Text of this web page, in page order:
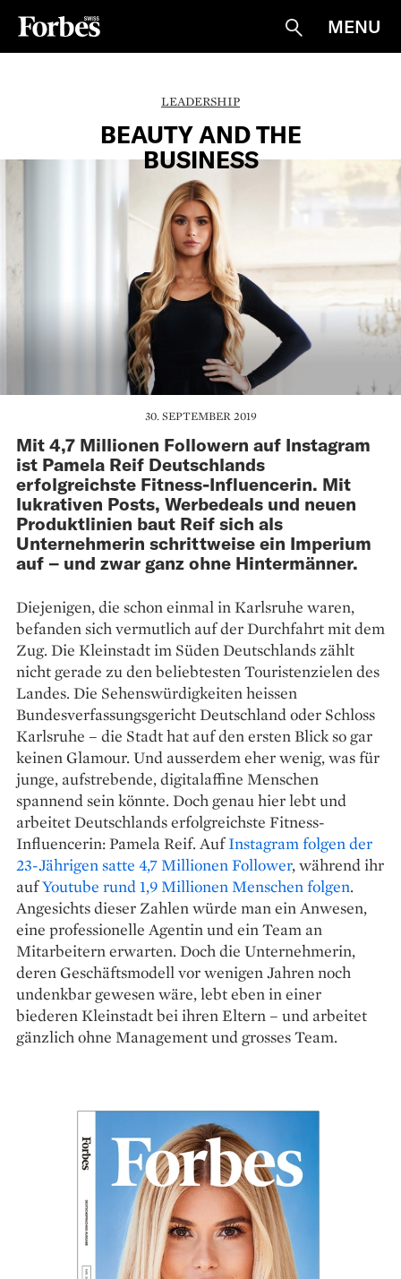
Suche
MENU
LEADERSHIP
BEAUTY AND THE
BUSINESS
30. SEPTEMBER 2019
Mit 4,7 Millionen Followern auf Instagram
ist Pamela Reif Deutschlands
erfolgreichste Fitness-Influencerin. Mit
lukrativen Posts, Werbedeals und neuen
Produktlinien baut Reif sich als
Unternehmerin schrittweise ein Imperium
auf – und zwar ganz ohne Hintermänner.
Diejenigen, die schon einmal in Karlsruhe waren,
befanden sich vermutlich auf der Durchfahrt mit dem
Zug. Die Kleinstadt im Süden Deutschlands zählt
nicht gerade zu den beliebtesten Touristenzielen des
Landes. Die Sehenswürdigkeiten heissen
Bundesverfassungsgericht Deutschland oder Schloss
Karlsruhe – die Stadt hat auf den ersten Blick so gar
keinen Glamour. Und ausserdem eher wenig, was für
junge, aufstrebende, digitalaffine Menschen
spannend sein könnte. Doch genau hier lebt und
arbeitet Deutschlands erfolgreichste Fitness-
Influencerin: Pamela Reif. AufInstagram folgen der
23-Jährigen satte 4,7 Millionen Follower, während ihr
aufYoutube rund 1,9 Millionen Menschen folgen.
Angesichts dieser Zahlen würde man ein Anwesen,
eine professionelle Agentin und ein Team an
Mitarbeitern erwarten. Doch die Unternehmerin,
deren Geschäftsmodell vor wenigen Jahren noch
undenkbar gewesen wäre, lebt eben in einer
biederen Kleinstadt bei ihren Eltern – und arbeitet
gänzlich ohne Management und grosses Team.